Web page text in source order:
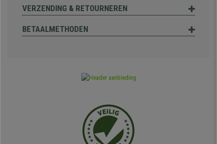
VERZENDING & RETOURNEREN
BETAALMETHODEN